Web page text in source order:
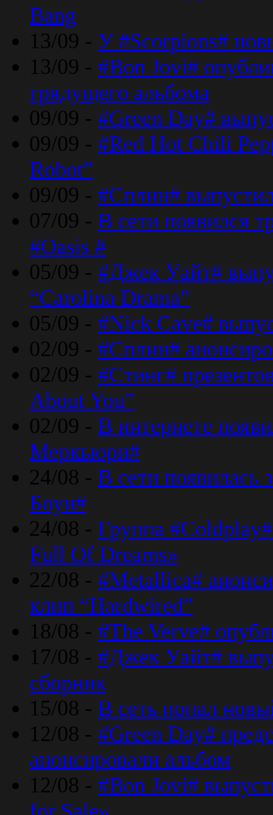
Bang
13/09 - У #Scorpions#
13/09 - #Bon Jovi#
грядущего альбома
09/09 - #Green Day#
09/09 - #Red Hot Chili
Robot”
09/09 - #Сплин#
07/09 - В сети появился
#Oasis #
05/09 - #Джек Уайт#
“Carolina Drama”
05/09 - #Nick Cave#
02/09 - #Сплин#
02/09 - #Стинг#
About You”
02/09 - В интернете
Меркьюри#
24/08 - В сети появилась
Боуи#
24/08 - Группа
Full Of Dreams»
22/08 - #Metallica#
клип “Hardwired”
18/08 - #The Verve#
17/08 - #Джек Уайт#
сборник
15/08 - В сеть попал
12/08 - #Green Day#
анонсировали альбом
12/08 - #Bon Jovi#